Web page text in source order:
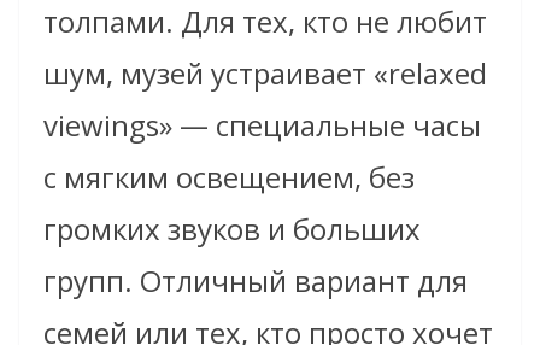
толпами. Для тех, кто не любит
шум, музей устраивает «relaxed
viewings» — специальные часы
с мягким освещением, без
громких звуков и больших
групп. Отличный вариант для
семей или тех, кто просто хочет